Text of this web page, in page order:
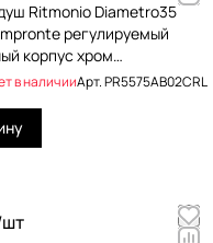
Ritmonio Diametro35
регулируемый
корпус хром
в наличииАрт.PR5575AB02CRL
шт